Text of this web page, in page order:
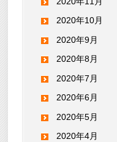
2020年10月
2020年9月
2020年8月
2020年7月
2020年6月
2020年5月
2020年4月